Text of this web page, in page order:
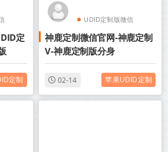
定
定制
UDID定制版微信
苹果UDID定制
神鹿定制微信官网-神鹿定制
V-神鹿定制版分身
02-14 苹果UDID定制